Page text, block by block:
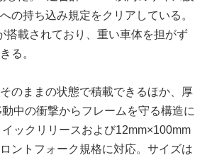
の持ち込み規定をクリアしている。
搭載されており、重い車体を担がず
る。
のままの状態で積載できるほか、厚
中の衝撃からフレームを守る構造に
ックリリースおよび12mm×100mm
ントフォーク規格に対応。サイズは